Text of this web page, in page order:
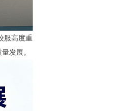
服高度重
发展。